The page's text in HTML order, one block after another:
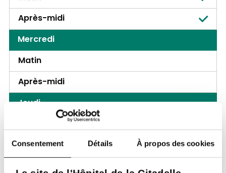
Consentement Détails À propos des cookies
Après-midi
Mercredi
Matin
Après-midi
Jeudi
Après-midi
Vendredi